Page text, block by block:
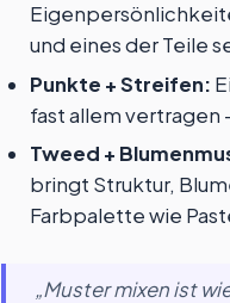
und eines der Teile
Punkte + Streifen:
fast allem vertragen
Tweed +
bringt Struktur,
Farbpalette wie
„Muster mixen ist